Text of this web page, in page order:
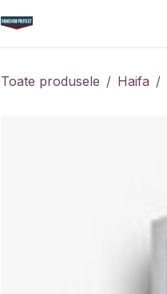
Toate produsele Haifa